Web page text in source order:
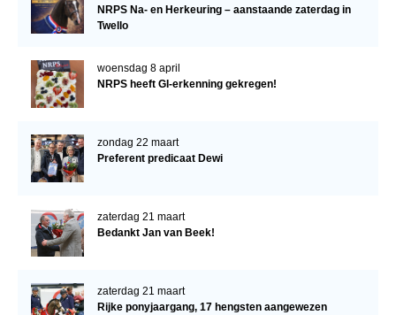
Evenementen
ACCOUNT AANMAKEN
NRPS Na- en Herkeuring – aanstaande zaterdag in
Twello
woensdag 8 april
NRPS heeft GI-erkenning gekregen!
zondag 22 maart
Preferent predicaat Dewi
zaterdag 21 maart
Bedankt Jan van Beek!
zaterdag 21 maart
Rijke ponyjaargang, 17 hengsten aangewezen